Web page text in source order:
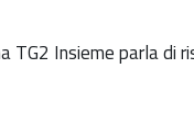
Insieme parla di